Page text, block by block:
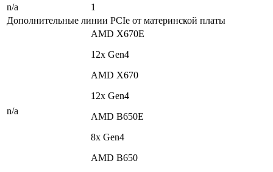
n/a
1
Дополнительные линии PCIe от материнской платы
n/a
AMD X670E
12x Gen4
AMD X670
12x Gen4
AMD B650E
8x Gen4
AMD B650